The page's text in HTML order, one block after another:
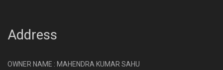
Address
OWNER NAME : MAHENDRA KUMAR SAHU